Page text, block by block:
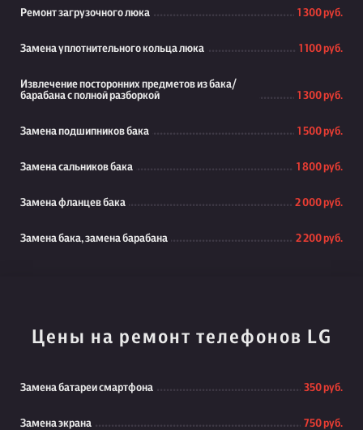
Ремонт загрузочного люка 1 300 руб.
Замена уплотнительного кольца люка 1 100 руб.
Извлечение посторонних предметов из бака/
барабана с полной разборкой
1 300 руб.
Замена подшипников бака 1 500 руб.
Замена сальников бака 1 800 руб.
Замена фланцев бака 2 000 руб.
Замена бака, замена барабана 2 200 руб.
Цены на ремонт телефонов LG
Замена батареи смартфона 350 руб.
Замена экрана 750 руб.